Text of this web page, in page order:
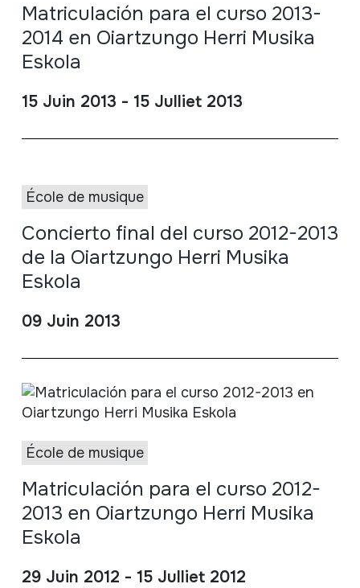
Matriculación para el curso 2013-
2014 en Oiartzungo Herri Musika
Eskola
15 Juin 2013 - 15 Julliet 2013
École de musique
Concierto final del curso 2012-2013
de la Oiartzungo Herri Musika
Eskola
09 Juin 2013
École de musique
Matriculación para el curso 2012-
2013 en Oiartzungo Herri Musika
Eskola
29 Juin 2012 - 15 Julliet 2012